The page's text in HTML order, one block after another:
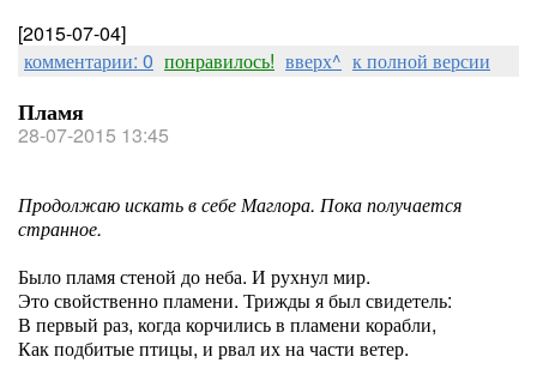
[2015-07-04]
комментарии: 0 понравилось! вверх^ к полной версии
Пламя
28-07-2015 13:45
Продолжаю искать в себе Маглора. Пока получается
странное.
Было пламя стеной до неба. И рухнул мир.
Это свойственно пламени. Трижды я был свидетель:
В первый раз, когда корчились в пламени корабли,
Как подбитые птицы, и рвал их на части ветер.